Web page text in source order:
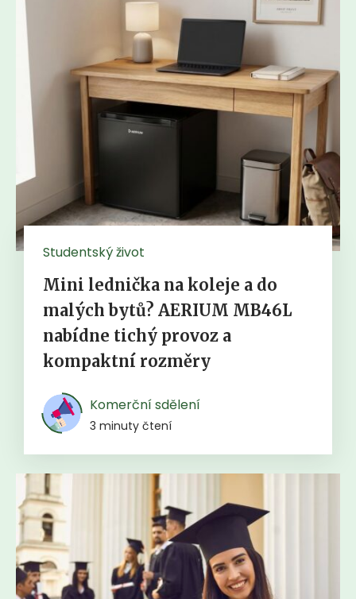
Studentský život
Mini lednička na koleje a do
malých bytů? AERIUM MB46L
nabídne tichý provoz a
kompaktní rozměry
Komerční sdělení
3 minuty čtení